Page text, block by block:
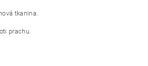
tkanina.
prachu.